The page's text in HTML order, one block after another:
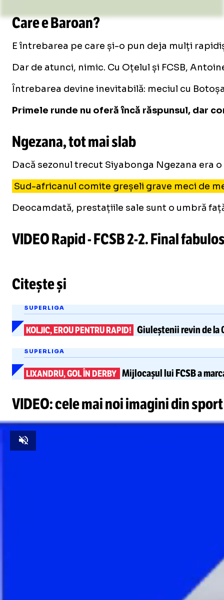
Care e Baroan?
E întrebarea pe care și-o pun deja mulți
Dar de atunci, nimic. Cu Oțelul și FCSB,
Întrebarea devine inevitabilă: meciul cu
Primele runde nu oferă încă răspunsul, dar
Ngezana, tot mai slab
Dacă sezonul trecut Siyabonga Ngezana era
Sud-africanul comite greșeli grave meci de
Deocamdată, prestațiile sale sunt o umbră
VIDEO Rapid - FCSB2-2. FinalLoaded
Unmute
Citește și
SUPERLIGA
KOLJIC, EROU PENTRU RAPID! Giuleștenii revin de la
SUPERLIGA
LIXANDRU, GOL ÎN DERBY Mijlocașul lui FCSB a
VIDEO: cele mai noi imagini din sport
Unmute